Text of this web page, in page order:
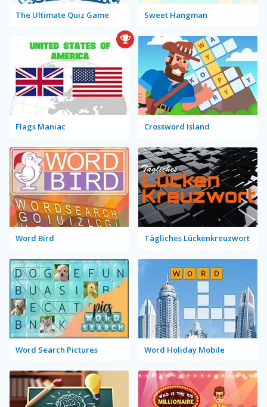
The Ultimate Quiz Game Sweet Hangman
Flags Maniac Crossword Island
Word Bird Tägliches Lückenkreuzwort
Word Search Pictures Word Holiday Mobile